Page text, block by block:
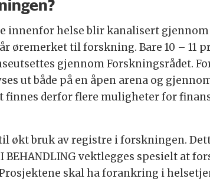
innenfor helse blir kanalisert
øremerket til forskning. Bare 10 – 11
gjennom Forskningsrådet.
ut både på en åpen arena og
finnes derfor flere muligheter for
bruk av registre i forskningen.
BEHANDLING vektlegges spesielt at
skal ha forankring i